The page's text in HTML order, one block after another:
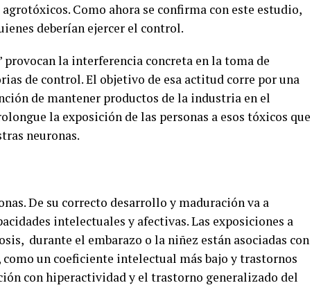
Como ahora se confirma con este estudio,
deberían ejercer el control.
provocan la interferencia concreta en la toma de
de control. El objetivo de esa actitud corre por una
de mantener productos de la industria en el
la exposición de las personas a esos tóxicos que
neuronas.
De su correcto desarrollo y maduración va a
intelectuales y afectivas. Las exposiciones a
durante el embarazo o la niñez están asociadas con
un coeficiente intelectual más bajo y trastornos
con hiperactividad y el trastorno generalizado del